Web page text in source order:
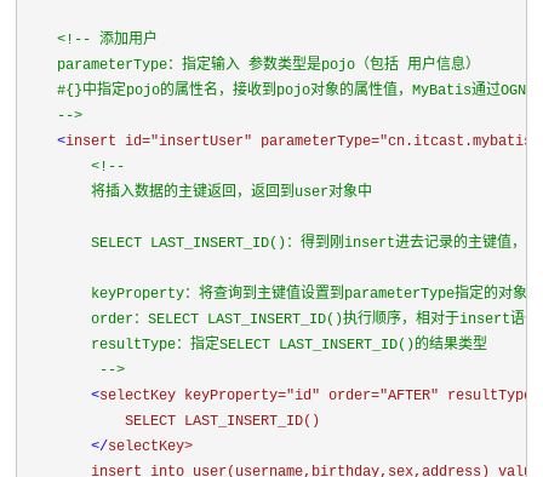
<!-- 添加用户
    parameterType：指定输入 参数类型是pojo（包括 用户信息）
#{}中指定pojo的属性名，接收到pojo对象的属性值，MyBatis通过OGNL
    -->
<insert id="insertUser" parameterType=
<!--
        将插入数据的主键返回，返回到user对象中
SELECT LAST_INSERT_ID()：得到刚insert进去记录的主键值，只
keyProperty：将查询到主键值设置到parameterType指定的对象的
order：SELECT LAST_INSERT_ID()执行顺序，相对于insert语句
        resultType：指定SELECT LAST_INSERT_ID()的结果类型
         -->
<selectKey keyProperty="id" order="AFTER" resultType=
            SELECT LAST_INSERT_ID()
</selectKey>
insert into user(username,birthday,sex,address)